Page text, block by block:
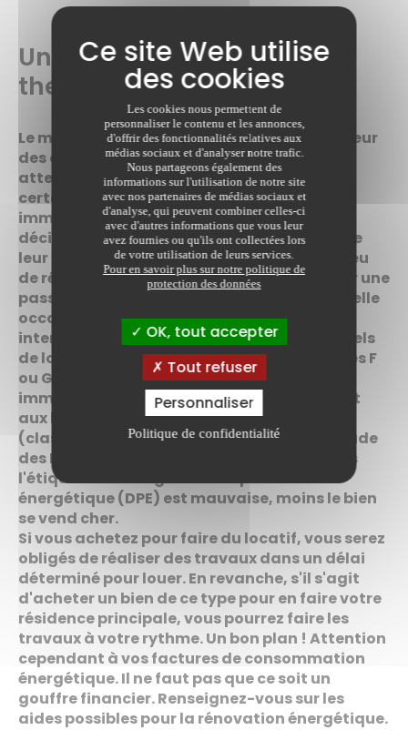
Un bon plan la passoire
thermique ?
Le malheur des uns faisant souvent le bonheur
des autres, les investisseurs immobiliers
attendent "au coin du bois" ! Il va y avoir
certainement de belles opportunités
immobilières à faire. Certains propriétaires
décident d'ores et déjà de se débarrasser de
leur passoire énergétique au plus vite, au lieu
de réaliser des travaux importants. Acheter une
passoire thermique en 2023 peut être une belle
occasion de devenir propriétaire. Bientôt
interdits à la location, déjà en proie à des gels
de loyers depuis 2022, ces logements classés F
ou G subissent une décote sur le marché
immobilier. Parfois jusqu'à -17 % par rapport
aux logements verts ou à énergie positive
(classés A et B au DPE), source les Échos, étude
des Notaires de France 2021. En résumé, plus
l'étiquette du diagnostic de performance
énergétique (DPE) est mauvaise, moins le bien
se vend cher.
Si vous achetez pour faire du locatif, vous serez
obligés de réaliser des travaux dans un délai
déterminé pour louer. En revanche, s'il s'agit
d'acheter un bien de ce type pour en faire votre
résidence principale, vous pourrez faire les
travaux à votre rythme. Un bon plan ! Attention
cependant à vos factures de consommation
énergétique. Il ne faut pas que ce soit un
gouffre financier. Renseignez-vous sur les
aides possibles pour la rénovation énergétique.
Les cookies nous permettent de
personnaliser le contenu et les annonces,
d'offrir des fonctionnalités relatives aux
médias sociaux et d'analyser notre trafic.
Nous partageons également des
informations sur l'utilisation de notre site
avec nos partenaires de médias sociaux et
d'analyse, qui peuvent combiner celles-ci
avec d'autres informations que vous leur
avez fournies ou qu'ils ont collectées lors
de votre utilisation de leurs services.
Pour en savoir plus sur notre politique de
protection des données
OK, tout accepter
Tout refuser
Personnaliser
Politique de confidentialité